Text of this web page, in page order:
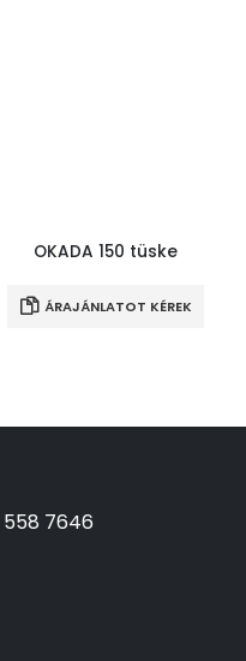
OKADA 150 tüske
ÁRAJÁNLATOT KÉREK
558 7646